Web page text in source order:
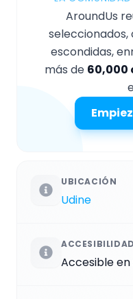
AroundUs
seleccionados,
escondidas,
más de 60,000
UBICACIÓN
Udine
ACCESIBILIDAD
Accesible en